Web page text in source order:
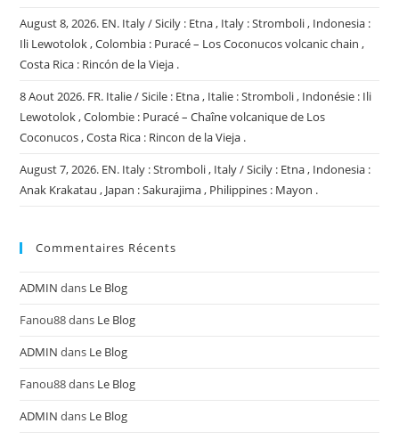
August 8, 2026. EN. Italy / Sicily : Etna , Italy : Stromboli , Indonesia :
Ili Lewotolok , Colombia : Puracé – Los Coconucos volcanic chain ,
Costa Rica : Rincón de la Vieja .
8 Aout 2026. FR. Italie / Sicile : Etna , Italie : Stromboli , Indonésie : Ili
Lewotolok , Colombie : Puracé – Chaîne volcanique de Los
Coconucos , Costa Rica : Rincon de la Vieja .
August 7, 2026. EN. Italy : Stromboli , Italy / Sicily : Etna , Indonesia :
Anak Krakatau , Japan : Sakurajima , Philippines : Mayon .
Commentaires Récents
ADMIN dans Le Blog
Fanou88dans Le Blog
ADMIN dans Le Blog
Fanou88dans Le Blog
ADMIN dans Le Blog